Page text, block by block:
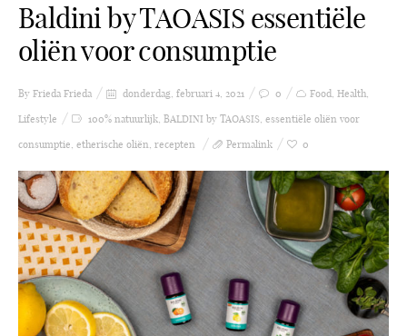
Baldini by TAOASIS essentiële
oliën voor consumptie
By Frieda Frieda donderdag, februari 4, 2021 0 Food, Health,
Lifestyle
100% natuurlijk, BALDINI by TAOASIS, essentiële oliën voor
consumptie, etherische oliën, recepten Permalink 0